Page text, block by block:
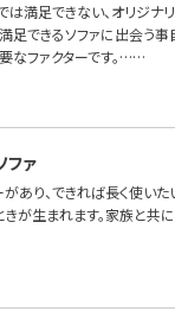
満足できない、オリジナ
足できるソファに出会う
なファクターです。……
ファ
り、できれば長く使い
きが生まれます。家族と